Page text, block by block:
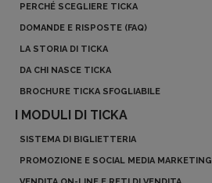
PERCHÉ SCEGLIERE TICKA
DOMANDE E RISPOSTE (FAQ)
LA STORIA DI TICKA
DA CHI NASCE TICKA
BROCHURE TICKA SFOGLIABILE
I MODULI DI TICKA
SISTEMA DI BIGLIETTERIA
PROMOZIONE E SOCIAL MEDIA MARKETING